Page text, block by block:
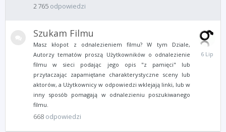
2 765 odpowiedzi
Szukam Filmu
Masz kłopot z odnalezieniem filmu? W tym Dziale,
Autorzy tematów proszą Użytkowników o odnalezienie
filmu w sieci podając jego opis "z pamięci" lub
przytaczając zapamiętane charakterystyczne sceny lub
aktorów, a Użytkownicy w odpowiedzi wklejają linki, lub w
inny sposób pomagają w odnalezieniu poszukiwanego
filmu.
668 odpowiedzi
6
Lipca